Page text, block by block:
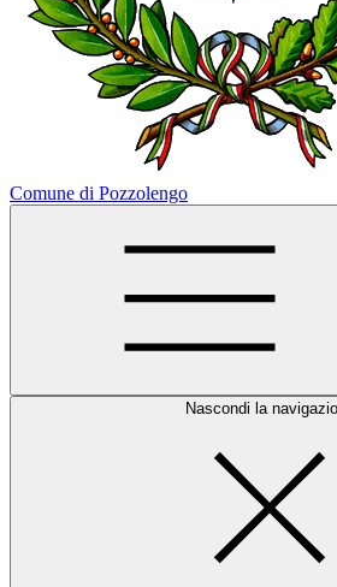
Comune di Pozzolengo
Nascondi la